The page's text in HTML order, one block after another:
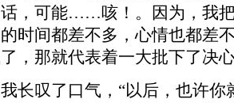
，可能……咳！。因为，我
时间都差不多，心情也都差
，那就代表着一大批下了决
叹了口气，“以后，也许你